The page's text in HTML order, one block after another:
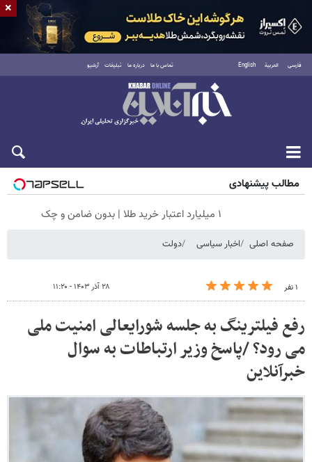
فارسی العربية English تماس با ما درباره ما تبلیغات آرشیو
جمعه ۱۶ مرداد ۱۴۰۵
مطالب پیشنهادی
۱ میلیارد اعتبار خرید طلا | بدون ضامن و چک
صفحه اصلی اخبار سیاسی دولت
۱ نفر ۲۸ آذر ۱۴۰۳ - ۱۱:۲۰
رفع فیلترینگ به جلسه شورایعالی امنیت ملی
می رود؟ /پاسخ وزیر ارتباطات به سوال
خبرآنلاین
×